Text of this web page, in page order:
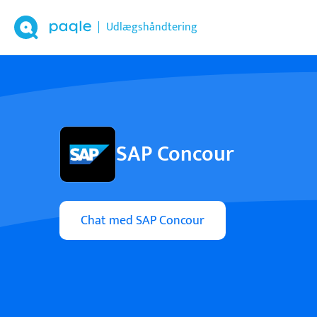
Udlægshåndtering
SAP Concour
Chat med SAP Concour